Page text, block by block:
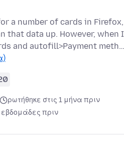
a number of cards in Firefox,
that data up. However, when I
and autofill>Payment meth…
ρωτήθηκε στις 1 μήνα πριν
εβδομάδες πριν